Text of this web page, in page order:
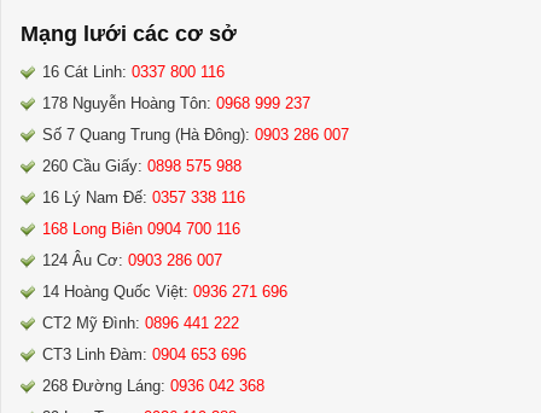
Mạng lưới các cơ sở
16 Cát Linh: 0337 800 116
178 Nguyễn Hoàng Tôn: 0968 999 237
Số 7 Quang Trung (Hà Đông): 0903 286 007
260 Cầu Giấy: 0898 575 988
16 Lý Nam Đế: 0357 338 116
168 Long Biên 0904 700 116
124 Âu Cơ: 0903 286 007
14 Hoàng Quốc Việt: 0936 271 696
CT2 Mỹ Đình: 0896 441 222
CT3 Linh Đàm: 0904 653 696
268 Đường Láng: 0936 042 368